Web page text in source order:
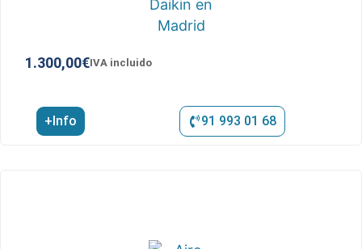
1.300,00€IVA incluido
+Info 91 993 01 68